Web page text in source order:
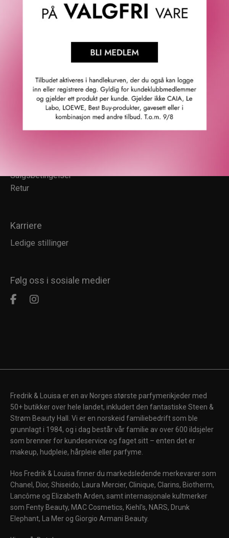
Autorisert forhandler
Redegjørelse åpenhetsloven
Konkurransevinnere
Sommermagasin
Kundesenter
Salgsbetingelser
Retur
Karriere
Ledige stillinger
Følg oss i sosiale medier
Fredrik & Louisa er en av Norges største parfymerikjeder med
50+ butikker over hele landet, inkludert den fantastiske Steen &
Strøm Beauty Hall. Vi er en norskeid familiebedrift som ble
grunnlagt i 1984, og i dag består vår familie av over 600 ildsjeler
som brenner for kundeservice og faget sitt – enten det er
makeup, hudpleie, hårpleie eller parfyme.
Hos Fredrik & Louisa finner du markedsledende merkevarer som
Chanel, Dior, Shiseido, Laura Mercier, Clinique, Clarins, Biotherm,
Lancôme og Elizabeth Arden, samt internasjonale kultmerker
som Fenty Beauty, MAC Cosmetics, Kiehl's, NARS, Drunk
Elephant, La Mer og Giorgio Armani Beauty.